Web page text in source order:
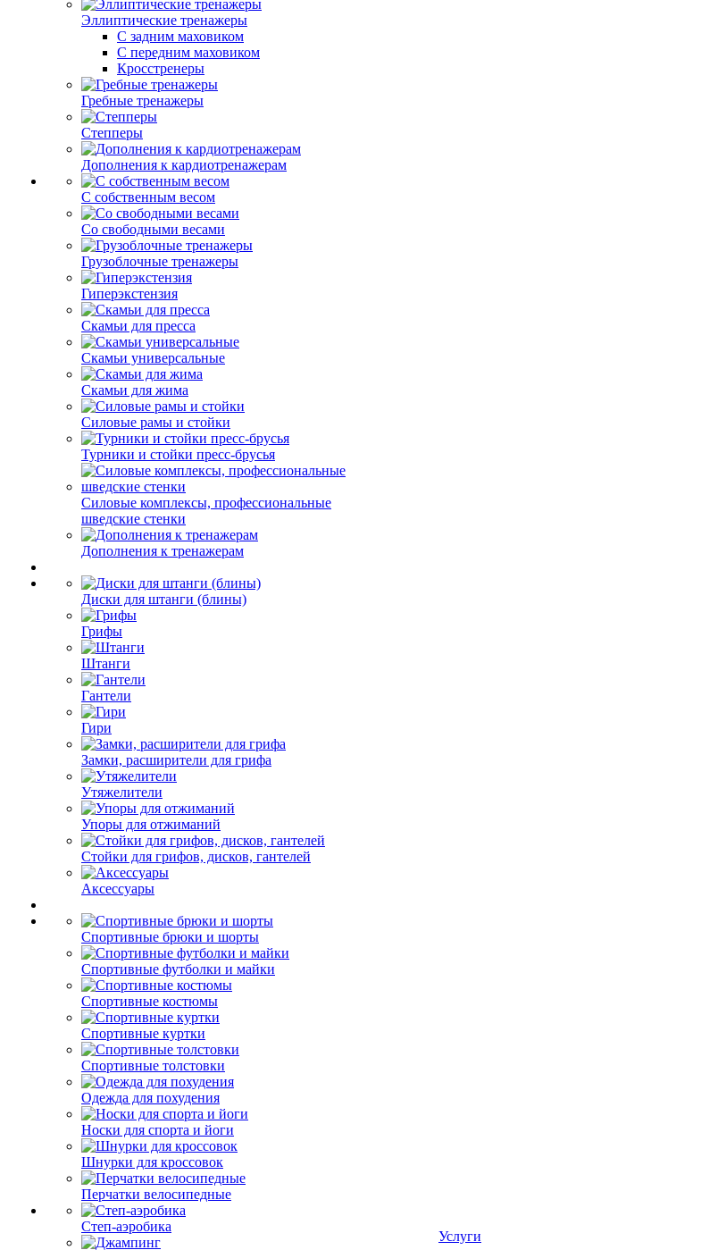
Эллиптические тренажеры
С задним маховиком
С передним маховиком
Кросстренеры
Гребные тренажеры
Степперы
Дополнения к кардиотренажерам
С собственным весом
Со свободными весами
Грузоблочные тренажеры
Гиперэкстензия
Скамьи для пресса
Скамьи универсальные
Скамьи для жима
Силовые рамы и стойки
Турники и стойки пресс-брусья
Силовые комплексы, профессиональные
шведские стенки
Дополнения к тренажерам
Диски для штанги (блины)
Грифы
Штанги
Гантели
Гири
Замки, расширители для грифа
Утяжелители
Упоры для отжиманий
Стойки для грифов, дисков, гантелей
Аксессуары
Спортивные брюки и шорты
Спортивные футболки и майки
Спортивные костюмы
Спортивные куртки
Спортивные толстовки
Одежда для похудения
Носки для спорта и йоги
Шнурки для кроссовок
Перчатки велосипедные
Степ-аэробика
Услуги